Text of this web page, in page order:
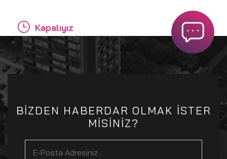
Kapalıyız
BİZDEN HABERDAR OLMAK İSTER
MİSİNİZ?